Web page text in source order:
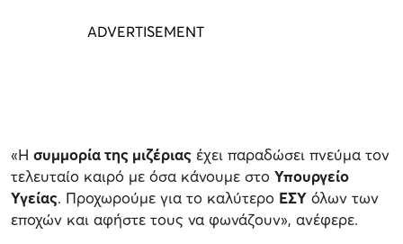
«Η συμμορία της μιζέριας έχει παραδώσει πνεύμα τον
τελευταίο καιρό με όσα κάνουμε στο Υπουργείο
Υγείας. Προχωρούμε για το καλύτερο ΕΣΥ όλων των
εποχών και αφήστε τους να φωνάζουν», ανέφερε.